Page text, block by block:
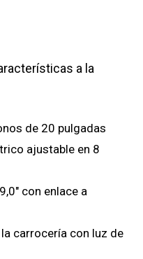
a la
de 20 pulgadas
ajustable en 8
con enlace a
carrocería con luz de